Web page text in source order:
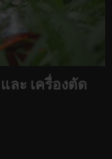
ละ เครื่องตัด